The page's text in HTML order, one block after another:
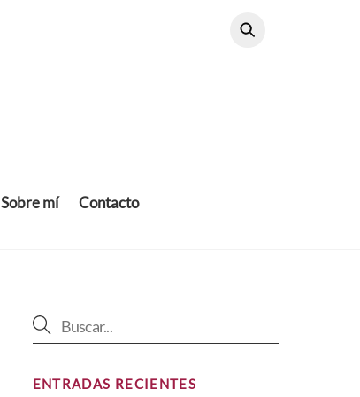
Sobre mí Contacto
ENTRADAS RECIENTES